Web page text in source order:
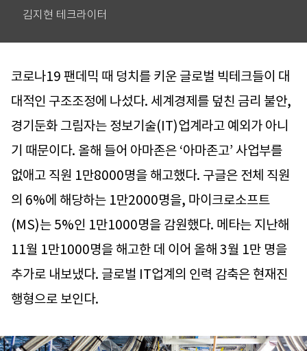
김지현 테크라이터
코로나19 팬데믹 때 덩치를 키운 글로벌 빅테크들이 대
대적인 구조조정에 나섰다. 세계경제를 덮친 금리 불안,
경기둔화 그림자는 정보기술(IT)업계라고 예외가 아니
기 때문이다. 올해 들어 아마존은 ‘아마존고’ 사업부를
없애고 직원 1만8000명을 해고했다. 구글은 전체 직원
의 6%에 해당하는 1만2000명을, 마이크로소프트
(MS)는 5%인 1만1000명을 감원했다. 메타는 지난해
11월 1만1000명을 해고한 데 이어 올해 3월 1만 명을
추가로 내보냈다. 글로벌 IT업계의 인력 감축은 현재진
행형으로 보인다.